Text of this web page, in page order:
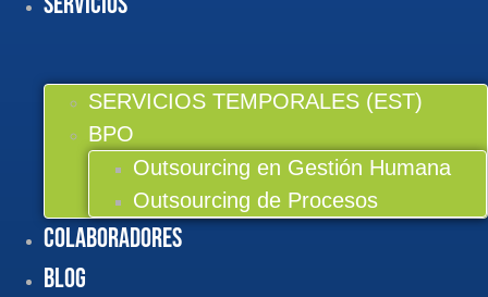
SERVICIOS TEMPORALES (EST)
BPO
Outsourcing en Gestión Humana
Outsourcing de Procesos
Colaboradores
BLOG